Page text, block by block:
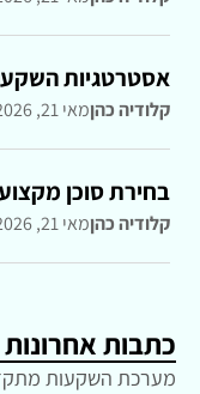
אסטרטגיות
קלודיה כהןמאי 21, 2026
בחירת סוכן
קלודיה כהןמאי 21, 2026
כתבות אחרונות
מערכת השקעות